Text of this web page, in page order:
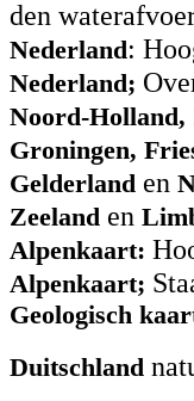
den
Nederland:
Nederland;
Noord-
Groningen,
Gelderland en
Zeeland en
Alpenkaart:
Alpenkaart;
Geologisch
Duitschland